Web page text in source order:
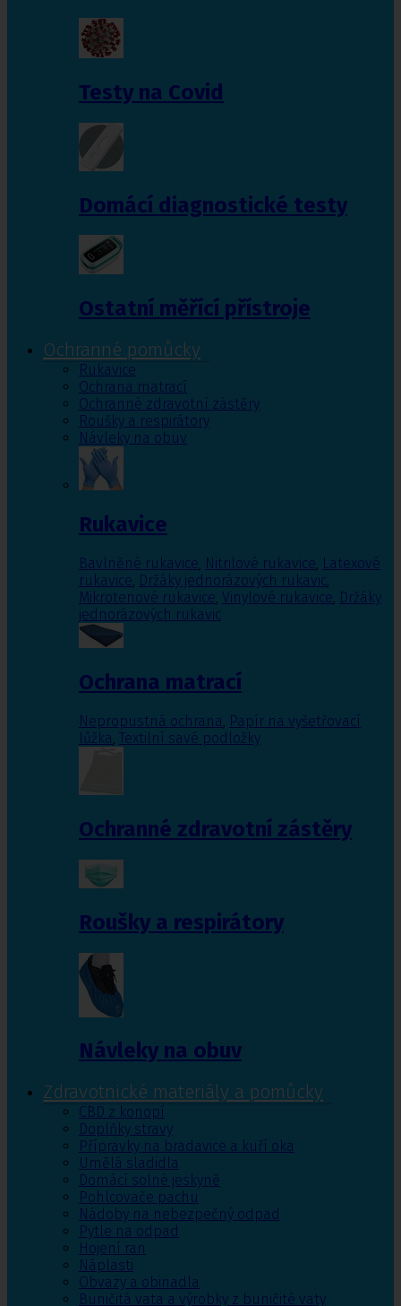
Testy na Covid
Domácí diagnostické testy
Ostatní měřící přístroje
Ochranné pomůcky
Rukavice
Ochrana matrací
Ochranné zdravotní zástěry
Roušky a respirátory
Návleky na obuv
Rukavice
Bavlněné rukavice, Nitrilové rukavice, Latexové
rukavice, Držáky jednorázových rukavic,
Mikrotenové rukavice, Vinylové rukavice, Držáky
jednorázových rukavic
Ochrana matrací
Nepropustná ochrana, Papír na vyšetřovací
lůžka, Textilní savé podložky
Ochranné zdravotní zástěry
Roušky a respirátory
Návleky na obuv
Zdravotnické materiály a pomůcky
CBD z konopí
Doplňky stravy
Přípravky na bradavice a kuří oka
Umělá sladidla
Domácí solné jeskyně
Pohlcovače pachu
Nádoby na nebezpečný odpad
Pytle na odpad
Hojení ran
Náplasti
Obvazy a obinadla
Buničitá vata a výrobky z buničité vaty